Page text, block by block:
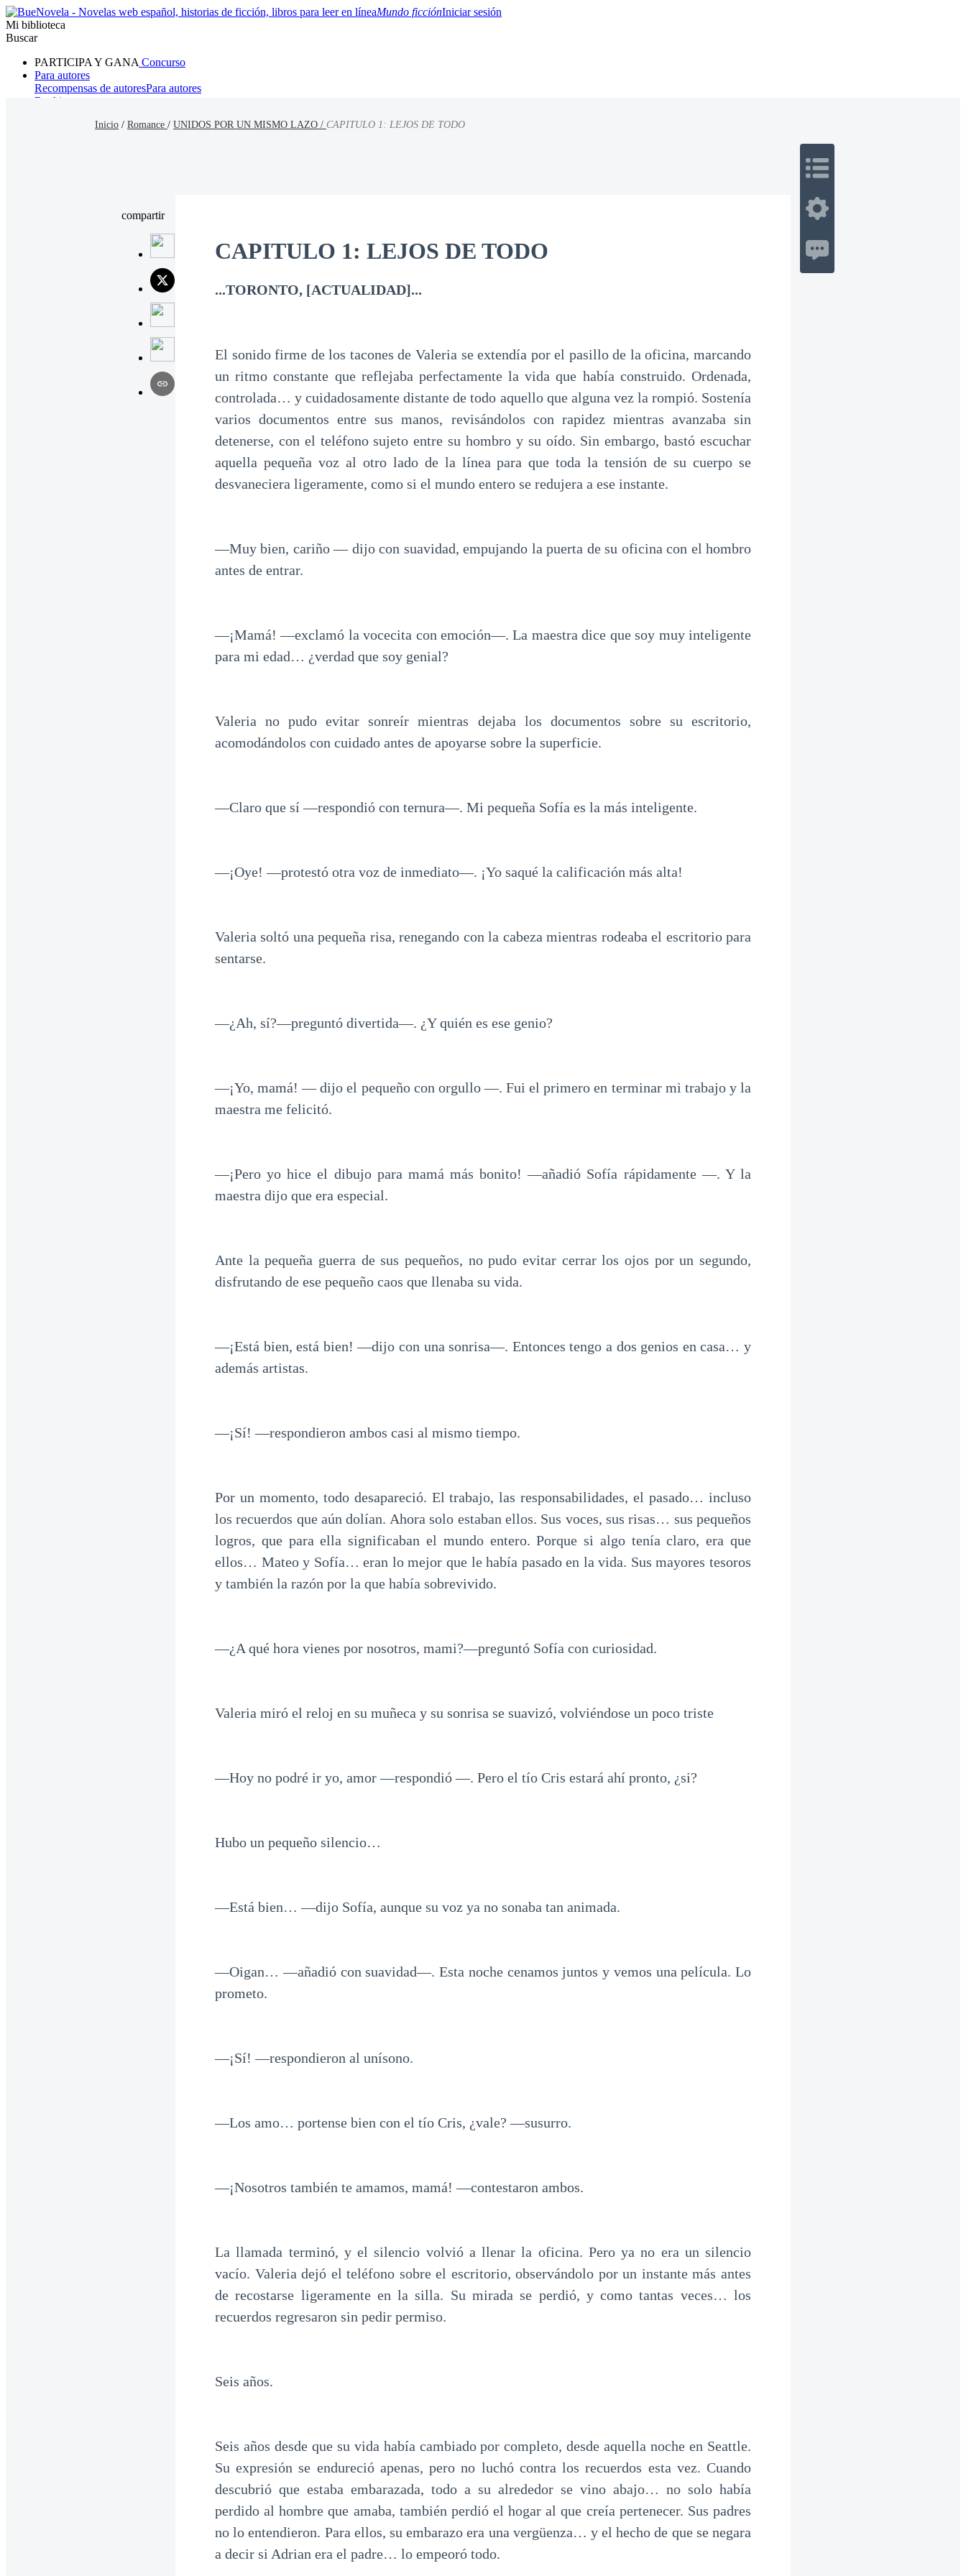
Mundo ficciónIniciar sesión
Mi biblioteca
Buscar
PARTICIPA Y GANA Concurso
Para autores
Recompensas de autoresPara autores
Ranking
Inicio / Romance / UNIDOS POR UN MISMO LAZO / CAPITULO 1: LEJOS DE TODO
compartir
CAPITULO 1: LEJOS DE TODO
...TORONTO, [ACTUALIDAD]...
El sonido firme de los tacones de Valeria se extendía por el pasillo de la oficina, marcando
un ritmo constante que reflejaba perfectamente la vida que había construido. Ordenada,
controlada… y cuidadosamente distante de todo aquello que alguna vez la rompió. Sostenía
varios documentos entre sus manos, revisándolos con rapidez mientras avanzaba sin
detenerse, con el teléfono sujeto entre su hombro y su oído. Sin embargo, bastó escuchar
aquella pequeña voz al otro lado de la línea para que toda la tensión de su cuerpo se
desvaneciera ligeramente, como si el mundo entero se redujera a ese instante.
—Muy bien, cariño — dijo con suavidad, empujando la puerta de su oficina con el hombro
antes de entrar.
—¡Mamá! —exclamó la vocecita con emoción—. La maestra dice que soy muy inteligente
para mi edad… ¿verdad que soy genial?
Valeria no pudo evitar sonreír mientras dejaba los documentos sobre su escritorio,
acomodándolos con cuidado antes de apoyarse sobre la superficie.
—Claro que sí —respondió con ternura—. Mi pequeña Sofía es la más inteligente.
—¡Oye! —protestó otra voz de inmediato—. ¡Yo saqué la calificación más alta!
Valeria soltó una pequeña risa, renegando con la cabeza mientras rodeaba el escritorio para
sentarse.
—¿Ah, sí?—preguntó divertida—. ¿Y quién es ese genio?
—¡Yo, mamá! — dijo el pequeño con orgullo —. Fui el primero en terminar mi trabajo y la
maestra me felicitó.
—¡Pero yo hice el dibujo para mamá más bonito! —añadió Sofía rápidamente —. Y la
maestra dijo que era especial.
Ante la pequeña guerra de sus pequeños, no pudo evitar cerrar los ojos por un segundo,
disfrutando de ese pequeño caos que llenaba su vida.
—¡Está bien, está bien! —dijo con una sonrisa—. Entonces tengo a dos genios en casa… y
además artistas.
—¡Sí! —respondieron ambos casi al mismo tiempo.
Por un momento, todo desapareció. El trabajo, las responsabilidades, el pasado… incluso
los recuerdos que aún dolían. Ahora solo estaban ellos. Sus voces, sus risas… sus pequeños
logros, que para ella significaban el mundo entero. Porque si algo tenía claro, era que
ellos… Mateo y Sofía… eran lo mejor que le había pasado en la vida. Sus mayores tesoros
y también la razón por la que había sobrevivido.
—¿A qué hora vienes por nosotros, mami?—preguntó Sofía con curiosidad.
Valeria miró el reloj en su muñeca y su sonrisa se suavizó, volviéndose un poco triste
—Hoy no podré ir yo, amor —respondió —. Pero el tío Cris estará ahí pronto, ¿si?
Hubo un pequeño silencio…
—Está bien… —dijo Sofía, aunque su voz ya no sonaba tan animada.
—Oigan… —añadió con suavidad—. Esta noche cenamos juntos y vemos una película. Lo
prometo.
—¡Sí! —respondieron al unísono.
—Los amo… portense bien con el tío Cris, ¿vale? —susurro.
—¡Nosotros también te amamos, mamá! —contestaron ambos.
La llamada terminó, y el silencio volvió a llenar la oficina. Pero ya no era un silencio
vacío. Valeria dejó el teléfono sobre el escritorio, observándolo por un instante más antes
de recostarse ligeramente en la silla. Su mirada se perdió, y como tantas veces… los
recuerdos regresaron sin pedir permiso.
Seis años.
Seis años desde que su vida había cambiado por completo, desde aquella noche en Seattle.
Su expresión se endureció apenas, pero no luchó contra los recuerdos esta vez. Cuando
descubrió que estaba embarazada, todo a su alrededor se vino abajo… no solo había
perdido al hombre que amaba, también perdió el hogar al que creía pertenecer. Sus padres
no lo entendieron. Para ellos, su embarazo era una vergüenza… y el hecho de que se negara
a decir si Adrian era el padre… lo empeoró todo.